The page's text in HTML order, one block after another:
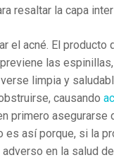
resaltar la capa
el acné. El
las
limpia y
causando
primero asegurarse
es así porque, si la
en la salud